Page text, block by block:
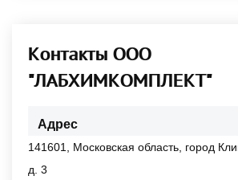
Контакты ООО
"ЛАБХИМКОМПЛЕКТ"
Адрес
141601, Московская область, город
д. 3